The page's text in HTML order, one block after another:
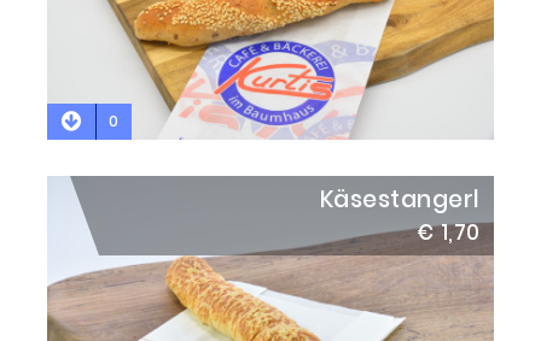
0
Käsestangerl
€ 1,70